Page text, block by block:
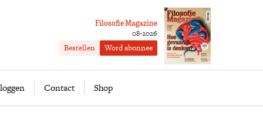
Filosofie Magazine
08-2026
Bestellen Word abonnee
Contact Shop
Word abonnee